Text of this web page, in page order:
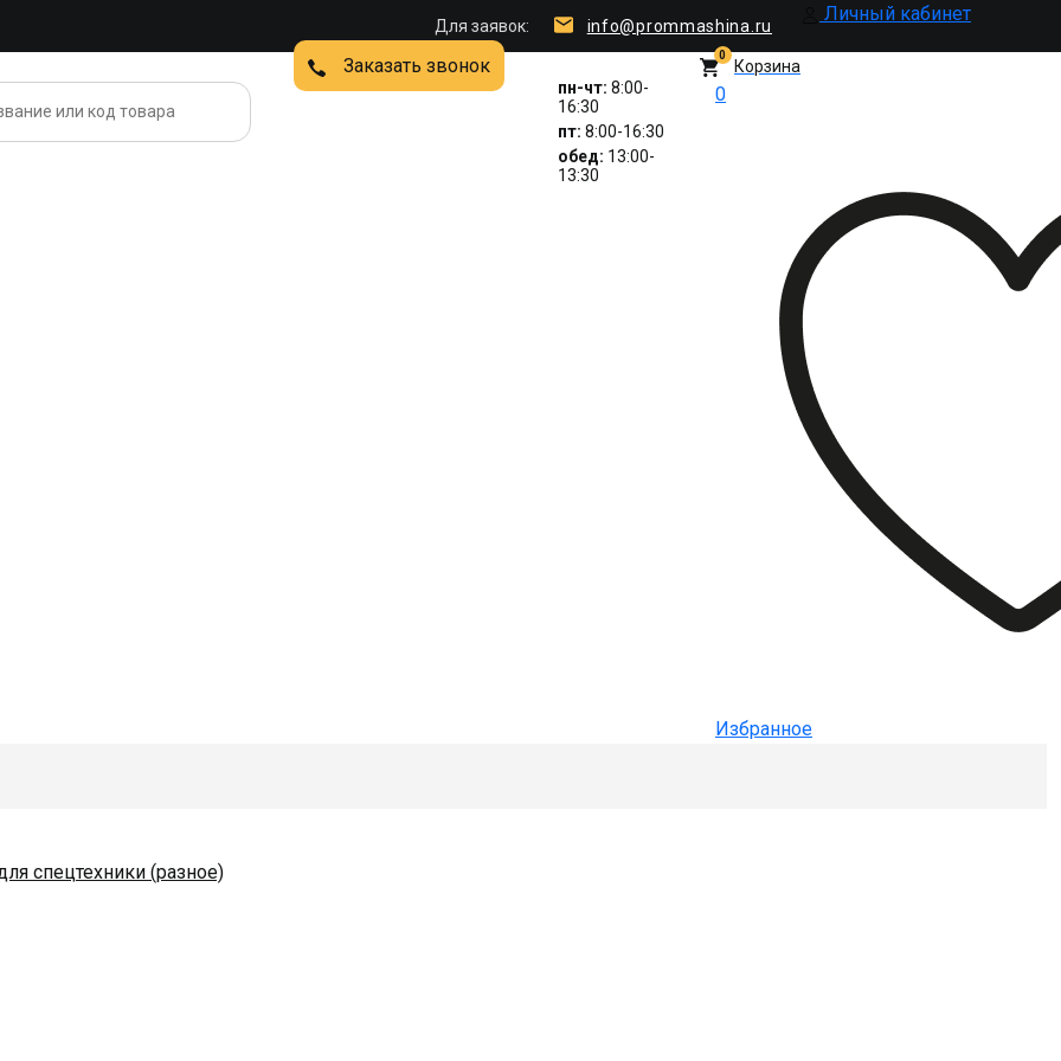
info@prommashina.ru
Для заявок:
Личный кабинет
Заказать звонок
пн-чт: 8:00-
16:30
пт: 8:00-16:30
обед: 13:00-
13:30
0
Корзина
0
Избранное
спецтехники (разное)